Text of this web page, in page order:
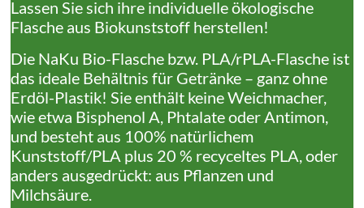
Lassen Sie sich ihre individuelle ökologische
Flasche aus Biokunststoff herstellen!
Die NaKu Bio-Flasche bzw. PLA/rPLA-Flasche ist
das ideale Behältnis für Getränke – ganz ohne
Erdöl-Plastik! Sie enthält keine Weichmacher,
wie etwa Bisphenol A, Phtalate oder Antimon,
und besteht aus 100% natürlichem
Kunststoff/PLA plus 20 % recyceltes PLA, oder
anders ausgedrückt: aus Pflanzen und
Milchsäure.